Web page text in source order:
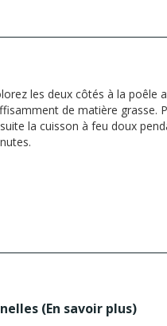
les deux côtés à la poêle
de matière grasse.
la cuisson à feu doux
(En savoir plus)